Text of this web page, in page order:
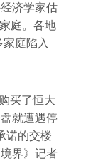
济学家估
庭。各地
庭陷入
买了恒大
就遭遇停
诺的交楼
界》记者